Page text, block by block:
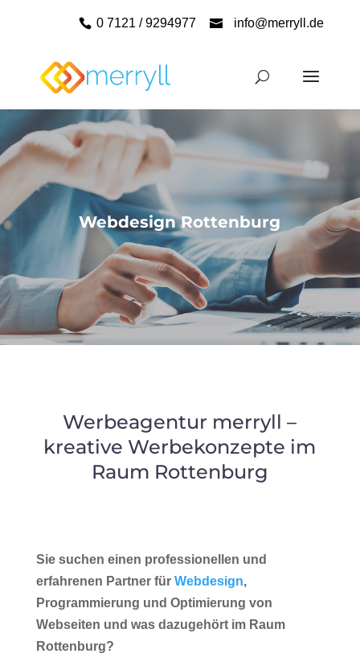
0 7121 / 9294977 info@merryll.de
Webdesign Rottenburg
Werbeagentur merryll –
kreative Werbekonzepte im
Raum Rottenburg
Sie suchen einen professionellen und
erfahrenen Partner für Webdesign,
Programmierung und Optimierung von
Webseiten und was dazugehört im Raum
Rottenburg?